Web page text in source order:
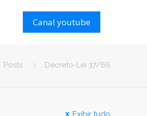
Canal youtube
Posts Decreto-Lei 37/66
Exibir tudo